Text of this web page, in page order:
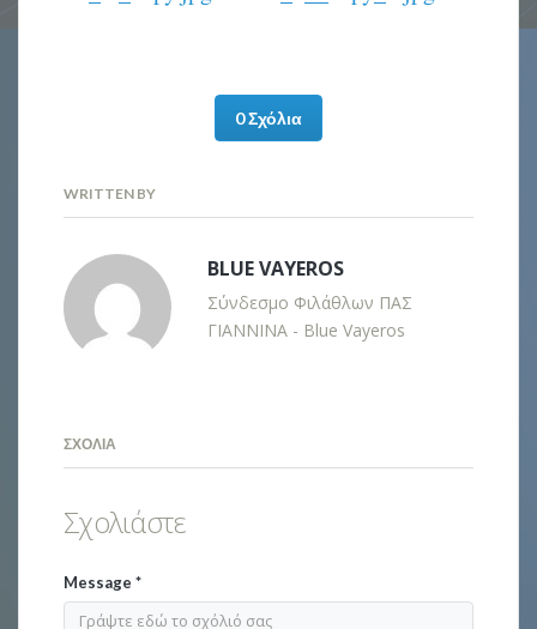
0 Σχόλια
WRITTEN BY
BLUE VAYEROS
Σύνδεσμο Φιλάθλων ΠΑΣ
ΓΙΑΝΝΙΝΑ - Blue Vayeros
ΣΧΌΛΙΑ
Σχολιάστε
Message*